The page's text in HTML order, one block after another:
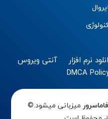
نرم افزار
آنتی ویروس
DMCA
فاماسرور میزبانی میشود.©